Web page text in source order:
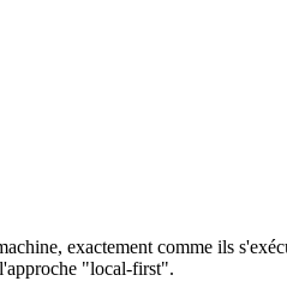
exactement comme ils
"local-first".